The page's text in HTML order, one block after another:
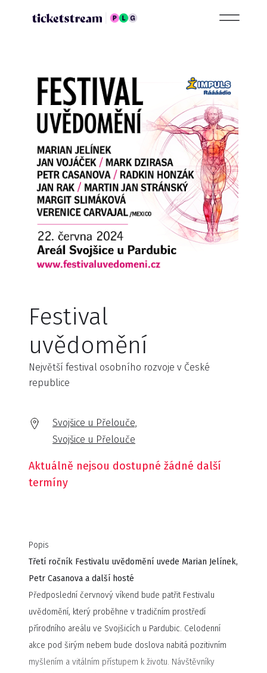
Festival
uvědomění
Největší festival osobního rozvoje v České
republice
Svojšice u Přelouče,
Svojšice u Přelouče
Aktuálně nejsou dostupné žádné další
termíny
Popis
Třetí ročník Festivalu uvědomění uvede Marian Jelínek,
Petr Casanova a další hosté
Předposlední červnový víkend bude patřit Festivalu
uvědomění, který proběhne v tradičním prostředí
přírodního areálu ve Svojšicích u Pardubic. Celodenní
akce pod širým nebem bude doslova nabitá pozitivním
myšlením a vitálním přístupem k životu. Návštěvníky